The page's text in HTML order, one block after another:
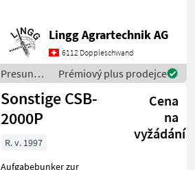
Einsatzbereit. Tischlänge
innen 5.3m Gesamtlänge
ohne Deichsel 7m. Neuer
Holz
Lingg Agrartechnik AG
6112 Doppleschwand
Presun
materiálu
/ Agrar
Prémiový plus prodejce
Sonstige CSB-
2000P
Cena
na
vyžádání
R. v. 1997
Aufgabebunker zur